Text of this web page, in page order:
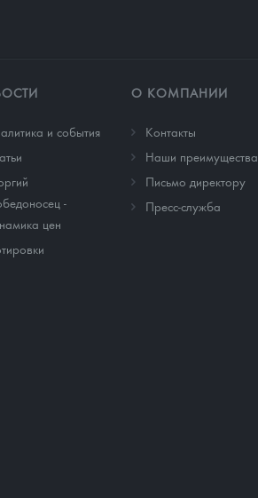
и события
-
цен
О КОМПАНИИ
Контакты
Наши преимущества
Письмо директору
Пресс-служба